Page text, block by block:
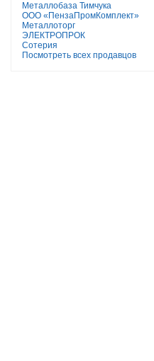
Металлобаза Тимчука
ООО «ПензаПромКомплект»
Металлоторг
ЭЛЕКТРОПРОК
Сотерия
Посмотреть всех продавцов